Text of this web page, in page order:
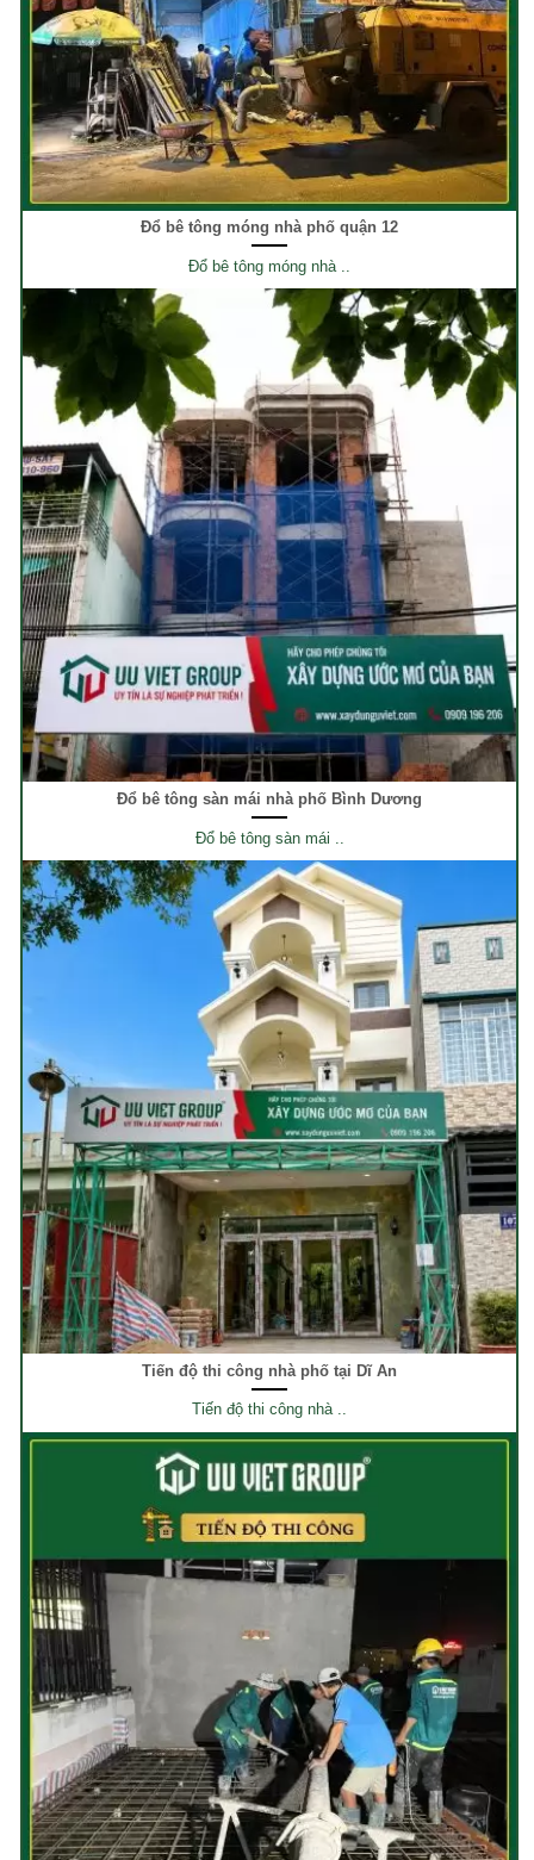
Đổ bê tông móng nhà phố quận 12
Đổ bê tông móng nhà ..
Đổ bê tông sàn mái nhà phố Bình Dương
Đổ bê tông sàn mái ..
Tiến độ thi công nhà phố tại Dĩ An
Tiến độ thi công nhà ..